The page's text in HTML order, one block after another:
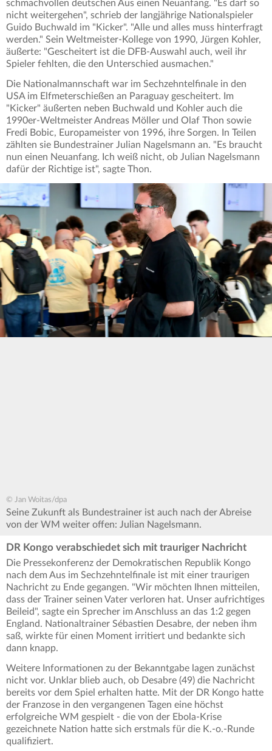
schmachvollen deutschen Aus einen Neuanfang. "Es darf so
nicht weitergehen", schrieb der langjährige Nationalspieler
Guido Buchwald im "Kicker". "Alle und alles muss hinterfragt
werden." Sein Weltmeister-Kollege von 1990, Jürgen Kohler,
äußerte: "Gescheitert ist die DFB-Auswahl auch, weil ihr
Spieler fehlten, die den Unterschied ausmachen."
Die Nationalmannschaft war im Sechzehntelfinale in den
USA im Elfmeterschießen an Paraguay gescheitert. Im
"Kicker" äußerten neben Buchwald und Kohler auch die
1990er-Weltmeister Andreas Möller und Olaf Thon sowie
Fredi Bobic, Europameister von 1996, ihre Sorgen. In Teilen
zählten sie Bundestrainer Julian Nagelsmann an. "Es braucht
nun einen Neuanfang. Ich weiß nicht, ob Julian Nagelsmann
dafür der Richtige ist", sagte Thon.
© Jan Woitas/dpa
Seine Zukunft als Bundestrainer ist auch nach der Abreise
von der WM weiter offen: Julian Nagelsmann.
DR Kongo verabschiedet sich mit trauriger Nachricht
Die Pressekonferenz der Demokratischen Republik Kongo
nach dem Aus im Sechzehntelfinale ist mit einer traurigen
Nachricht zu Ende gegangen. "Wir möchten Ihnen mitteilen,
dass der Trainer seinen Vater verloren hat. Unser aufrichtiges
Beileid", sagte ein Sprecher im Anschluss an das 1:2 gegen
England. Nationaltrainer Sébastien Desabre, der neben ihm
saß, wirkte für einen Moment irritiert und bedankte sich
dann knapp.
Weitere Informationen zu der Bekanntgabe lagen zunächst
nicht vor. Unklar blieb auch, ob Desabre (49) die Nachricht
bereits vor dem Spiel erhalten hatte. Mit der DR Kongo hatte
der Franzose in den vergangenen Tagen eine höchst
erfolgreiche WM gespielt - die von der Ebola-Krise
gezeichnete Nation hatte sich erstmals für die K.-o.-Runde
qualifiziert.